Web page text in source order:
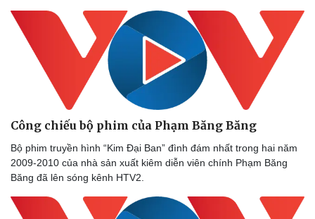
Bóng đá
Lịch thi đấu bóng đá
Thế giới thể thao
eSports
Ô tô
Xe máy
Tư vấn
Công chiếu bộ phim của Phạm Băng Băng
Bộ phim truyền hình “Kim Đại Ban” đình đám nhất trong hai năm
2009-2010 của nhà sản xuất kiêm diễn viên chính Phạm Băng
Băng đã lên sóng kênh HTV2.